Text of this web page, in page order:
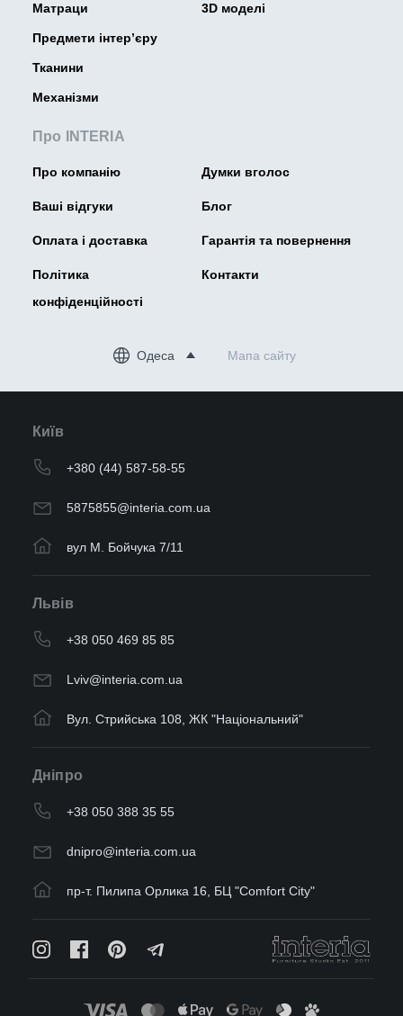
Матраци
Предмети інтер’єру
Тканини
Механізми
Про INTERIA
Про компанію Думки вголос
Ваші відгуки Блог
Оплата і доставка Гарантія та повернення
Політика
конфіденційності
Контакти
3D моделі
Одеса Мапа сайту
Київ
+380 (44) 587-58-55
5875855@interia.com.ua
вул М. Бойчука 7/11
Львів
+38 050 469 85 85
Lviv@interia.com.ua
Вул. Стрийська 108, ЖК "Національний"
Дніпро
+38 050 388 35 55
dnipro@interia.com.ua
пр-т. Пилипа Орлика 16, БЦ "Comfort City"